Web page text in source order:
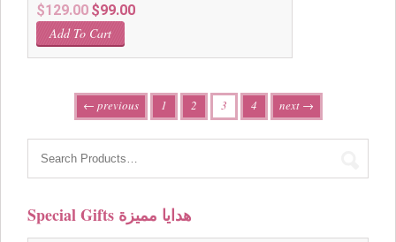
$129.00 Original
price
was:
$99.00Current
Add To Cart
← previous 1 2 3 4 next →
Special Gifts هدايا مميزة